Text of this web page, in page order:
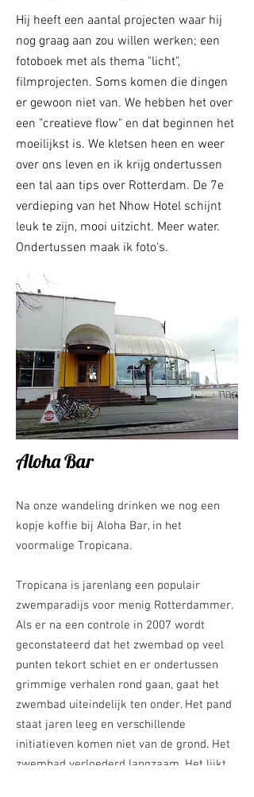
Hij heeft een aantal projecten waar hij
nog graag aan zou willen werken; een
fotoboek met als thema "licht",
filmprojecten. Soms komen die dingen
er gewoon niet van. We hebben het over
een "creatieve flow" en dat beginnen het
moeilijkst is. We kletsen heen en weer
over ons leven en ik krijg ondertussen
een tal aan tips over Rotterdam. De 7e
verdieping van het Nhow Hotel schijnt
leuk te zijn, mooi uitzicht. Meer water.
Ondertussen maak ik foto's.
Aloha Bar
Na onze wandeling drinken we nog een
kopje koffie bij Aloha Bar, in het
voormalige Tropicana.
Tropicana is jarenlang een populair
zwemparadijs voor menig Rotterdammer.
Als er na een controle in 2007 wordt
geconstateerd dat het zwembad op veel
punten tekort schiet en er ondertussen
grimmige verhalen rond gaan, gaat het
zwembad uiteindelijk ten onder. Het pand
staat jaren leeg en verschillende
initiatieven komen niet van de grond. Het
zwembad verloederd langzaam. Het lijkt